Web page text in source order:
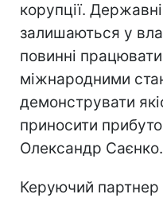
корупції.
залишаються у
повинні працювати
міжнародними
демонструвати
приносити
Олександр Саєнко.
Керуючий партнер